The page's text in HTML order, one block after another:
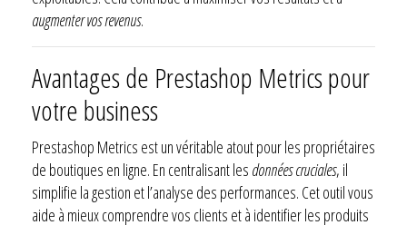
augmenter vos revenus.
Avantages de Prestashop Metrics pour
votre business
Prestashop Metrics est un véritable atout pour les propriétaires
de boutiques en ligne. En centralisant les données cruciales, il
simplifie la gestion et l’analyse des performances. Cet outil vous
aide à mieux comprendre vos clients et à identifier les produits